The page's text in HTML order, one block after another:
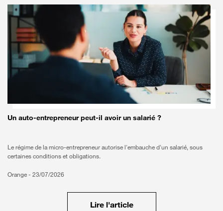
Un auto-entrepreneur peut-il avoir un salarié ?
Le régime de la micro-entrepreneur autorise l'embauche d'un salarié, sous
certaines conditions et obligations.
Orange - 23/07/2026
Lire l'article